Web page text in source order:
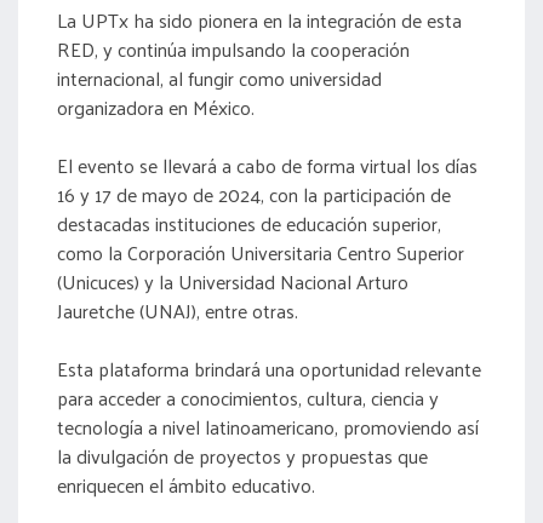
La UPTx ha sido pionera en la integración de esta
RED, y continúa impulsando la cooperación
internacional, al fungir como universidad
organizadora en México.
El evento se llevará a cabo de forma virtual los días
16 y 17 de mayo de 2024, con la participación de
destacadas instituciones de educación superior,
como la Corporación Universitaria Centro Superior
(Unicuces) y la Universidad Nacional Arturo
Jauretche (UNAJ), entre otras.
Esta plataforma brindará una oportunidad relevante
para acceder a conocimientos, cultura, ciencia y
tecnología a nivel latinoamericano, promoviendo así
la divulgación de proyectos y propuestas que
enriquecen el ámbito educativo.